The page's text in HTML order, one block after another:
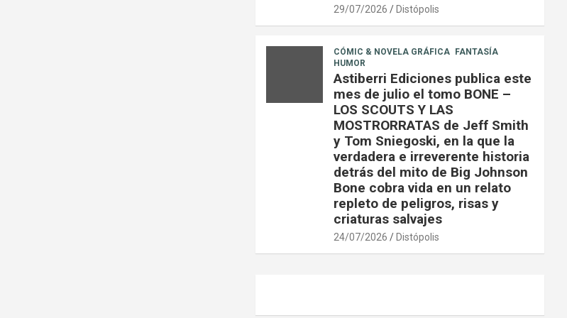
29/07/2026 Distópolis
CÓMIC & NOVELA GRÁFICA FANTASÍA
HUMOR
Astiberri Ediciones publica este
mes de julio el tomo BONE –
LOS SCOUTS Y LAS
MOSTRORRATAS de Jeff Smith
y Tom Sniegoski, en la que la
verdadera e irreverente historia
detrás del mito de Big Johnson
Bone cobra vida en un relato
repleto de peligros, risas y
criaturas salvajes
24/07/2026 Distópolis